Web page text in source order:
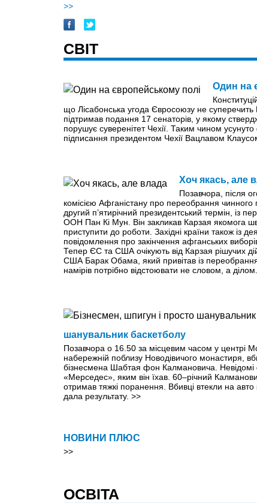
>>
СВІТ
Один на
що Лісабонська угода Євросоюзу не суперечить
підтримав подання 17 сенаторів, у якому
порушує суверенітет Чехії. Таким чином
підписання президентом Чехії Вацлавом
Хоч якась, але
Позавчора, після
комісією Афганістану про переобрання
другий п’ятирічний президентський термін, із
ООН Пан Кі Мун. Він закликав Карзая якомога
приступити до роботи. Західні країни також із
повідомлення про закінчення афганських
Тепер ЄС та США очікують від Карзая рішучих
США Барак Обама, який привітав із
намірів потрібно відстоювати не словом, а ділом.
шанувальник баскетболу
Позавчора о 16.50 за місцевим часом у центрі
набережній поблизу Новодівичого монастиря,
бізнесмена Шабтая фон Калмановича. Невідомі
«Мерседес», яким він їхав. 60–річний
отримав тяжкі поранення. Вбивці втекли на
дала результату. >>
НОВИНИ ПЛЮС
>>
ОСВІТА